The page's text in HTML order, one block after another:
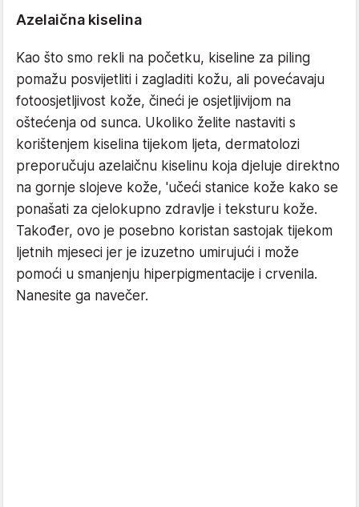
Azelaična kiselina
Kao što smo rekli na početku, kiseline za piling
pomažu posvijetliti i zagladiti kožu, ali povećavaju
fotoosjetljivost kože, čineći je osjetljivijom na
oštećenja od sunca. Ukoliko želite nastaviti s
korištenjem kiselina tijekom ljeta, dermatolozi
preporučuju azelaičnu kiselinu koja djeluje direktno
na gornje slojeve kože, 'učeći stanice kože kako se
ponašati za cjelokupno zdravlje i teksturu kože.
Također, ovo je posebno koristan sastojak tijekom
ljetnih mjeseci jer je izuzetno umirujući i može
pomoći u smanjenju hiperpigmentacije i crvenila.
Nanesite ga navečer.